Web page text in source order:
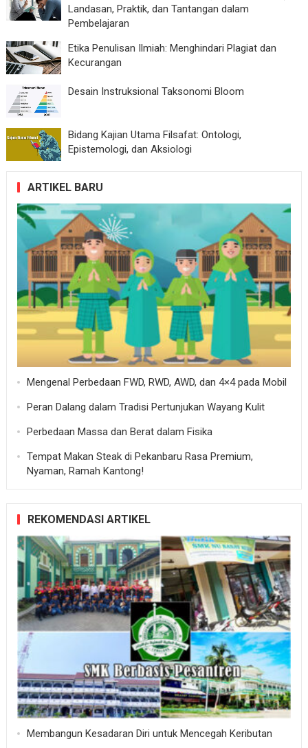
Landasan, Praktik, dan Tantangan dalam
Pembelajaran
Etika Penulisan Ilmiah: Menghindari Plagiat dan
Kecurangan
Desain Instruksional Taksonomi Bloom
Bidang Kajian Utama Filsafat: Ontologi,
Epistemologi, dan Aksiologi
ARTIKEL BARU
Mengenal Perbedaan FWD, RWD, AWD, dan 4×4 pada Mobil
Peran Dalang dalam Tradisi Pertunjukan Wayang Kulit
Perbedaan Massa dan Berat dalam Fisika
Tempat Makan Steak di Pekanbaru Rasa Premium,
Nyaman, Ramah Kantong!
REKOMENDASI ARTIKEL
Membangun Kesadaran Diri untuk Mencegah Keributan